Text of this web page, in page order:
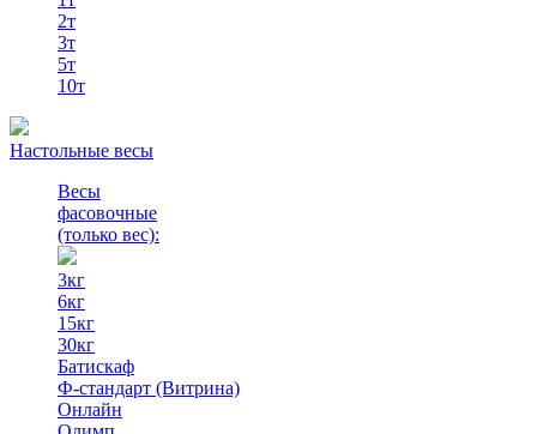
2т
3т
5т
10т
Настольные весы
Весы
фасовочные
(только вес):
3кг
6кг
15кг
30кг
Батискаф
Ф-стандарт (Витрина)
Онлайн